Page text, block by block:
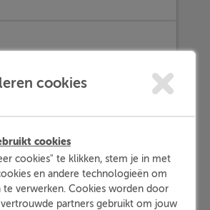
tot 2.000 moet je het
verdubbelen, waarbij het
hoger is dan 2.000.
cookies
cookies
cookies" te klikken, stem je in met
en andere technologieën om
te verwerken. Cookies worden door
partners gebruikt om jouw